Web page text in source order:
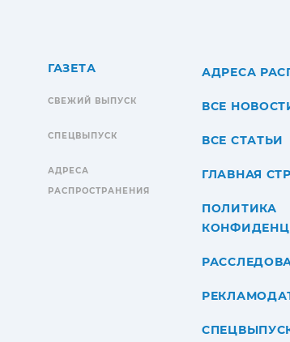
ГАЗЕТА
СВЕЖИЙ ВЫПУСК
СПЕЦВЫПУСК
АДРЕСА
РАСПРОСТРАНЕНИЯ
АДРЕСА
ВСЕ
ВСЕ СТАТЬИ
ГЛАВНАЯ
ПОЛИТИКА